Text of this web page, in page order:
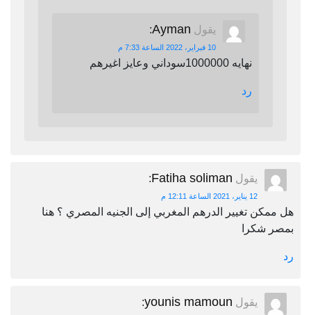
يقول Ayman
:
10 فبراير، 2022 الساعة 7:33 م
نهايه 1000000سوداني وعايز اغيرهم
رد
يقول Fatiha soliman
:
12 يناير، 2021 الساعة 12:11 م
هل ممكن تغيير الدرهم المغربي إلى الجنيه المصري ؟ هنا
بمصر شكرا
رد
يقول younis mamoun
: